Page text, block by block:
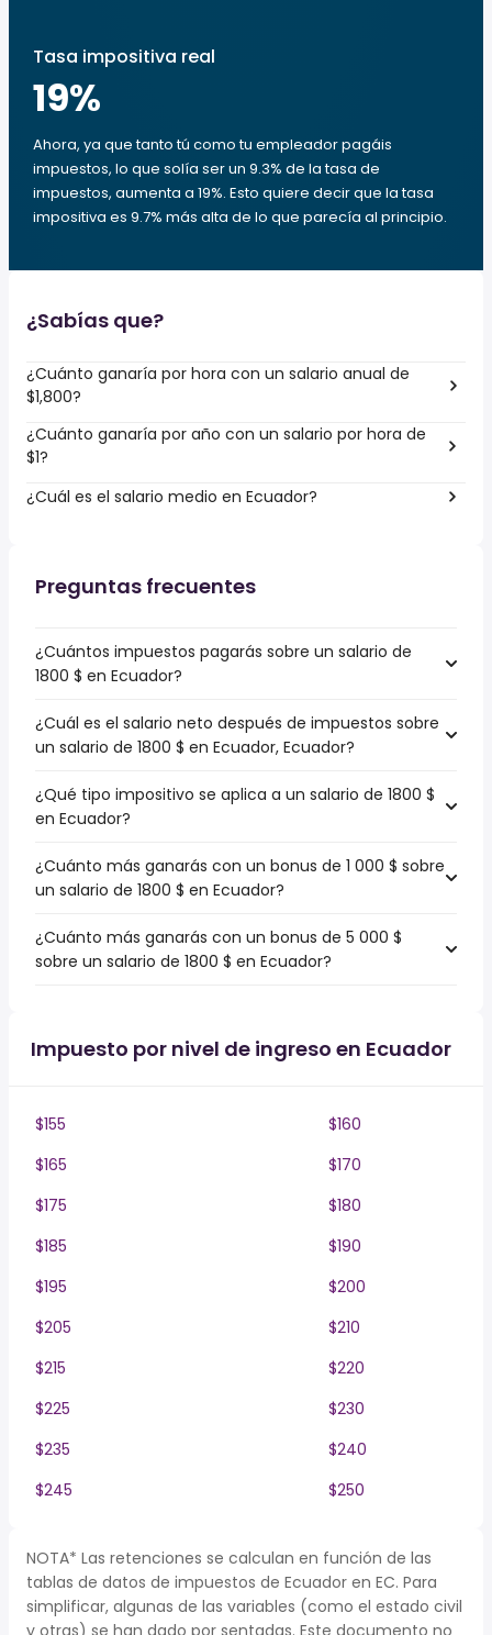
Tasa impositiva real
19%
Ahora, ya que tanto tú como tu empleador pagáis
impuestos, lo que solía ser un 9.3% de la tasa de
impuestos, aumenta a 19%. Esto quiere decir que la tasa
impositiva es 9.7% más alta de lo que parecía al principio.
¿Sabías que?
¿Cuánto ganaría por hora con un salario anual de
$1,800?
¿Cuánto ganaría por año con un salario por hora de
$1?
¿Cuál es el salario medio en Ecuador?
Preguntas frecuentes
¿Cuántos impuestos pagarás sobre un salario de
1800 $ en Ecuador?
¿Cuál es el salario neto después de impuestos sobre
un salario de 1800 $ en Ecuador, Ecuador?
¿Qué tipo impositivo se aplica a un salario de 1800 $
en Ecuador?
¿Cuánto más ganarás con un bonus de 1 000 $ sobre
un salario de 1800 $ en Ecuador?
¿Cuánto más ganarás con un bonus de 5 000 $
sobre un salario de 1800 $ en Ecuador?
Impuesto por nivel de ingreso en Ecuador
$155
$160
$165
$170
$175
$180
$185
$190
$195
$200
$205
$210
$215
$220
$225
$230
$235
$240
$245
$250
NOTA* Las retenciones se calculan en función de las
tablas de datos de impuestos de Ecuador en EC. Para
simplificar, algunas de las variables (como el estado civil
y otras) se han dado por sentadas. Este documento no